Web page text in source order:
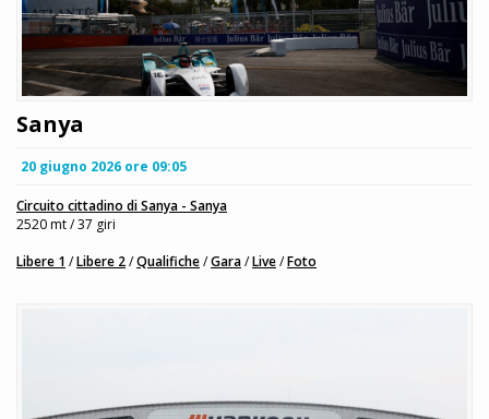
Sanya
20 giugno 2026 ore 09:05
Circuito cittadino di Sanya - Sanya
2520 mt / 37 giri
Libere 1 /Libere 2/Qualifiche/Gara/Live/Foto